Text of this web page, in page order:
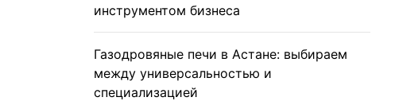
инструментом бизнеса
Газодровяные печи в Астане: выбираем
между универсальностью и
специализацией